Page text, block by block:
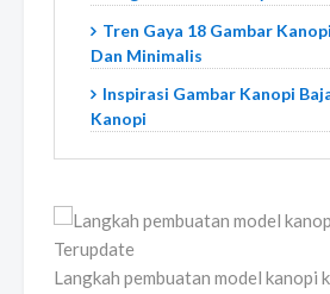
Tren Gaya 18 Gambar
Dan Minimalis
Inspirasi Gambar Kanopi
Kanopi
Langkah pembuatan model kanopi